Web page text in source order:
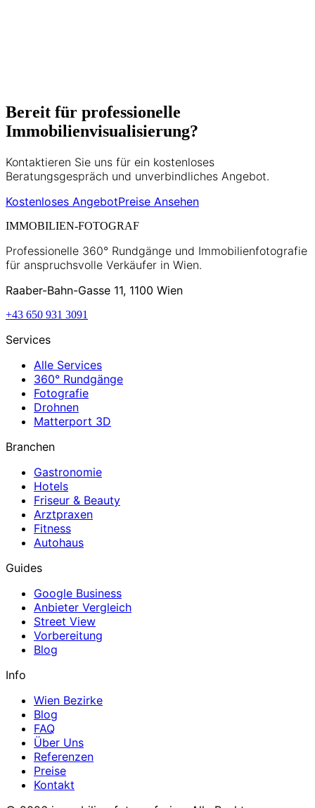
Bereit für professionelle
Immobilienvisualisierung?
Kontaktieren Sie uns für ein kostenloses
Beratungsgespräch und unverbindliches Angebot.
Kostenloses AngebotPreise Ansehen
IMMOBILIEN-FOTOGRAF
Professionelle 360° Rundgänge und Immobilienfotografie
für anspruchsvolle Verkäufer in Wien.
Raaber-Bahn-Gasse 11, 1100 Wien
+43 650 931 3091
Services
Alle Services
360° Rundgänge
Fotografie
Drohnen
Matterport 3D
Branchen
Gastronomie
Hotels
Friseur & Beauty
Arztpraxen
Fitness
Autohaus
Guides
Google Business
Anbieter Vergleich
Street View
Vorbereitung
Blog
Info
Wien Bezirke
Blog
FAQ
Über Uns
Referenzen
Preise
Kontakt